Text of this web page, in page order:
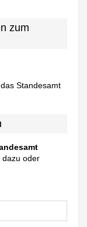
zum
Standesamt
dazu oder